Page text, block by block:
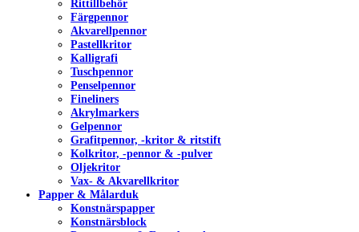
Rittillbehör
Färgpennor
Akvarellpennor
Pastellkritor
Kalligrafi
Tuschpennor
Penselpennor
Fineliners
Akrylmarkers
Gelpennor
Grafitpennor, -kritor & ritstift
Kolkritor, -pennor & -pulver
Oljekritor
Vax- & Akvarellkritor
Papper & Målarduk
Konstnärspapper
Konstnärsblock